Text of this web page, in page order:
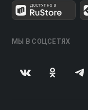
МЫ В СОЦСЕТЯХ